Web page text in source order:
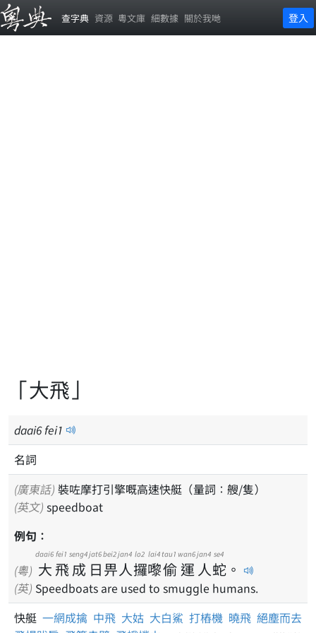
查字典 資源 粵文庫 細數據 關於我哋 登入
「大飛」
daai6fei1
名詞
(廣東話) 裝咗摩打引擎嘅高速快艇（量詞：艘/隻）
(英文) speedboat
例句：
(粵) 大
daai6
飛
fei1
成
seng4
日
jat6
畀
bei2
人
jan4
攞
lo2
嚟
lai4
偷
tau1
運
wan6
人
jan4
蛇
se4
。
(英) Speedboats are used to smuggle humans.
快艇 一網成擒 中飛 大姑 大白鯊 打樁機 曉飛 絕塵而去